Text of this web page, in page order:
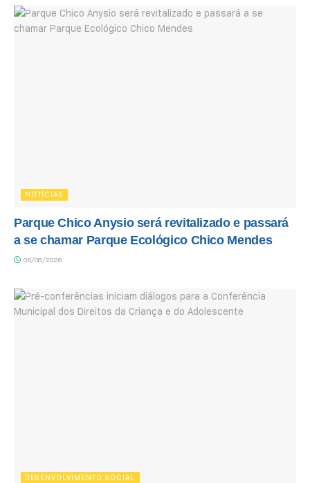
NOTÍCIAS
Parque Chico Anysio será revitalizado e passará
a se chamar Parque Ecológico Chico Mendes
06/08/2026
DESENVOLVIMENTO SOCIAL